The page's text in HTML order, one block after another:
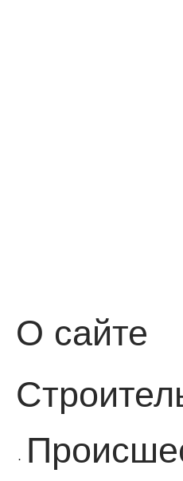
О сайте
·